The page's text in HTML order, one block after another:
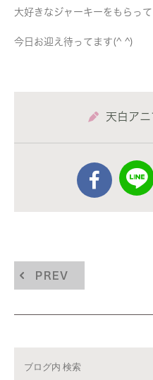
大好きなジャーキーをもらっ
今日お迎え待ってます(^ ^)
天白アニ
PREV